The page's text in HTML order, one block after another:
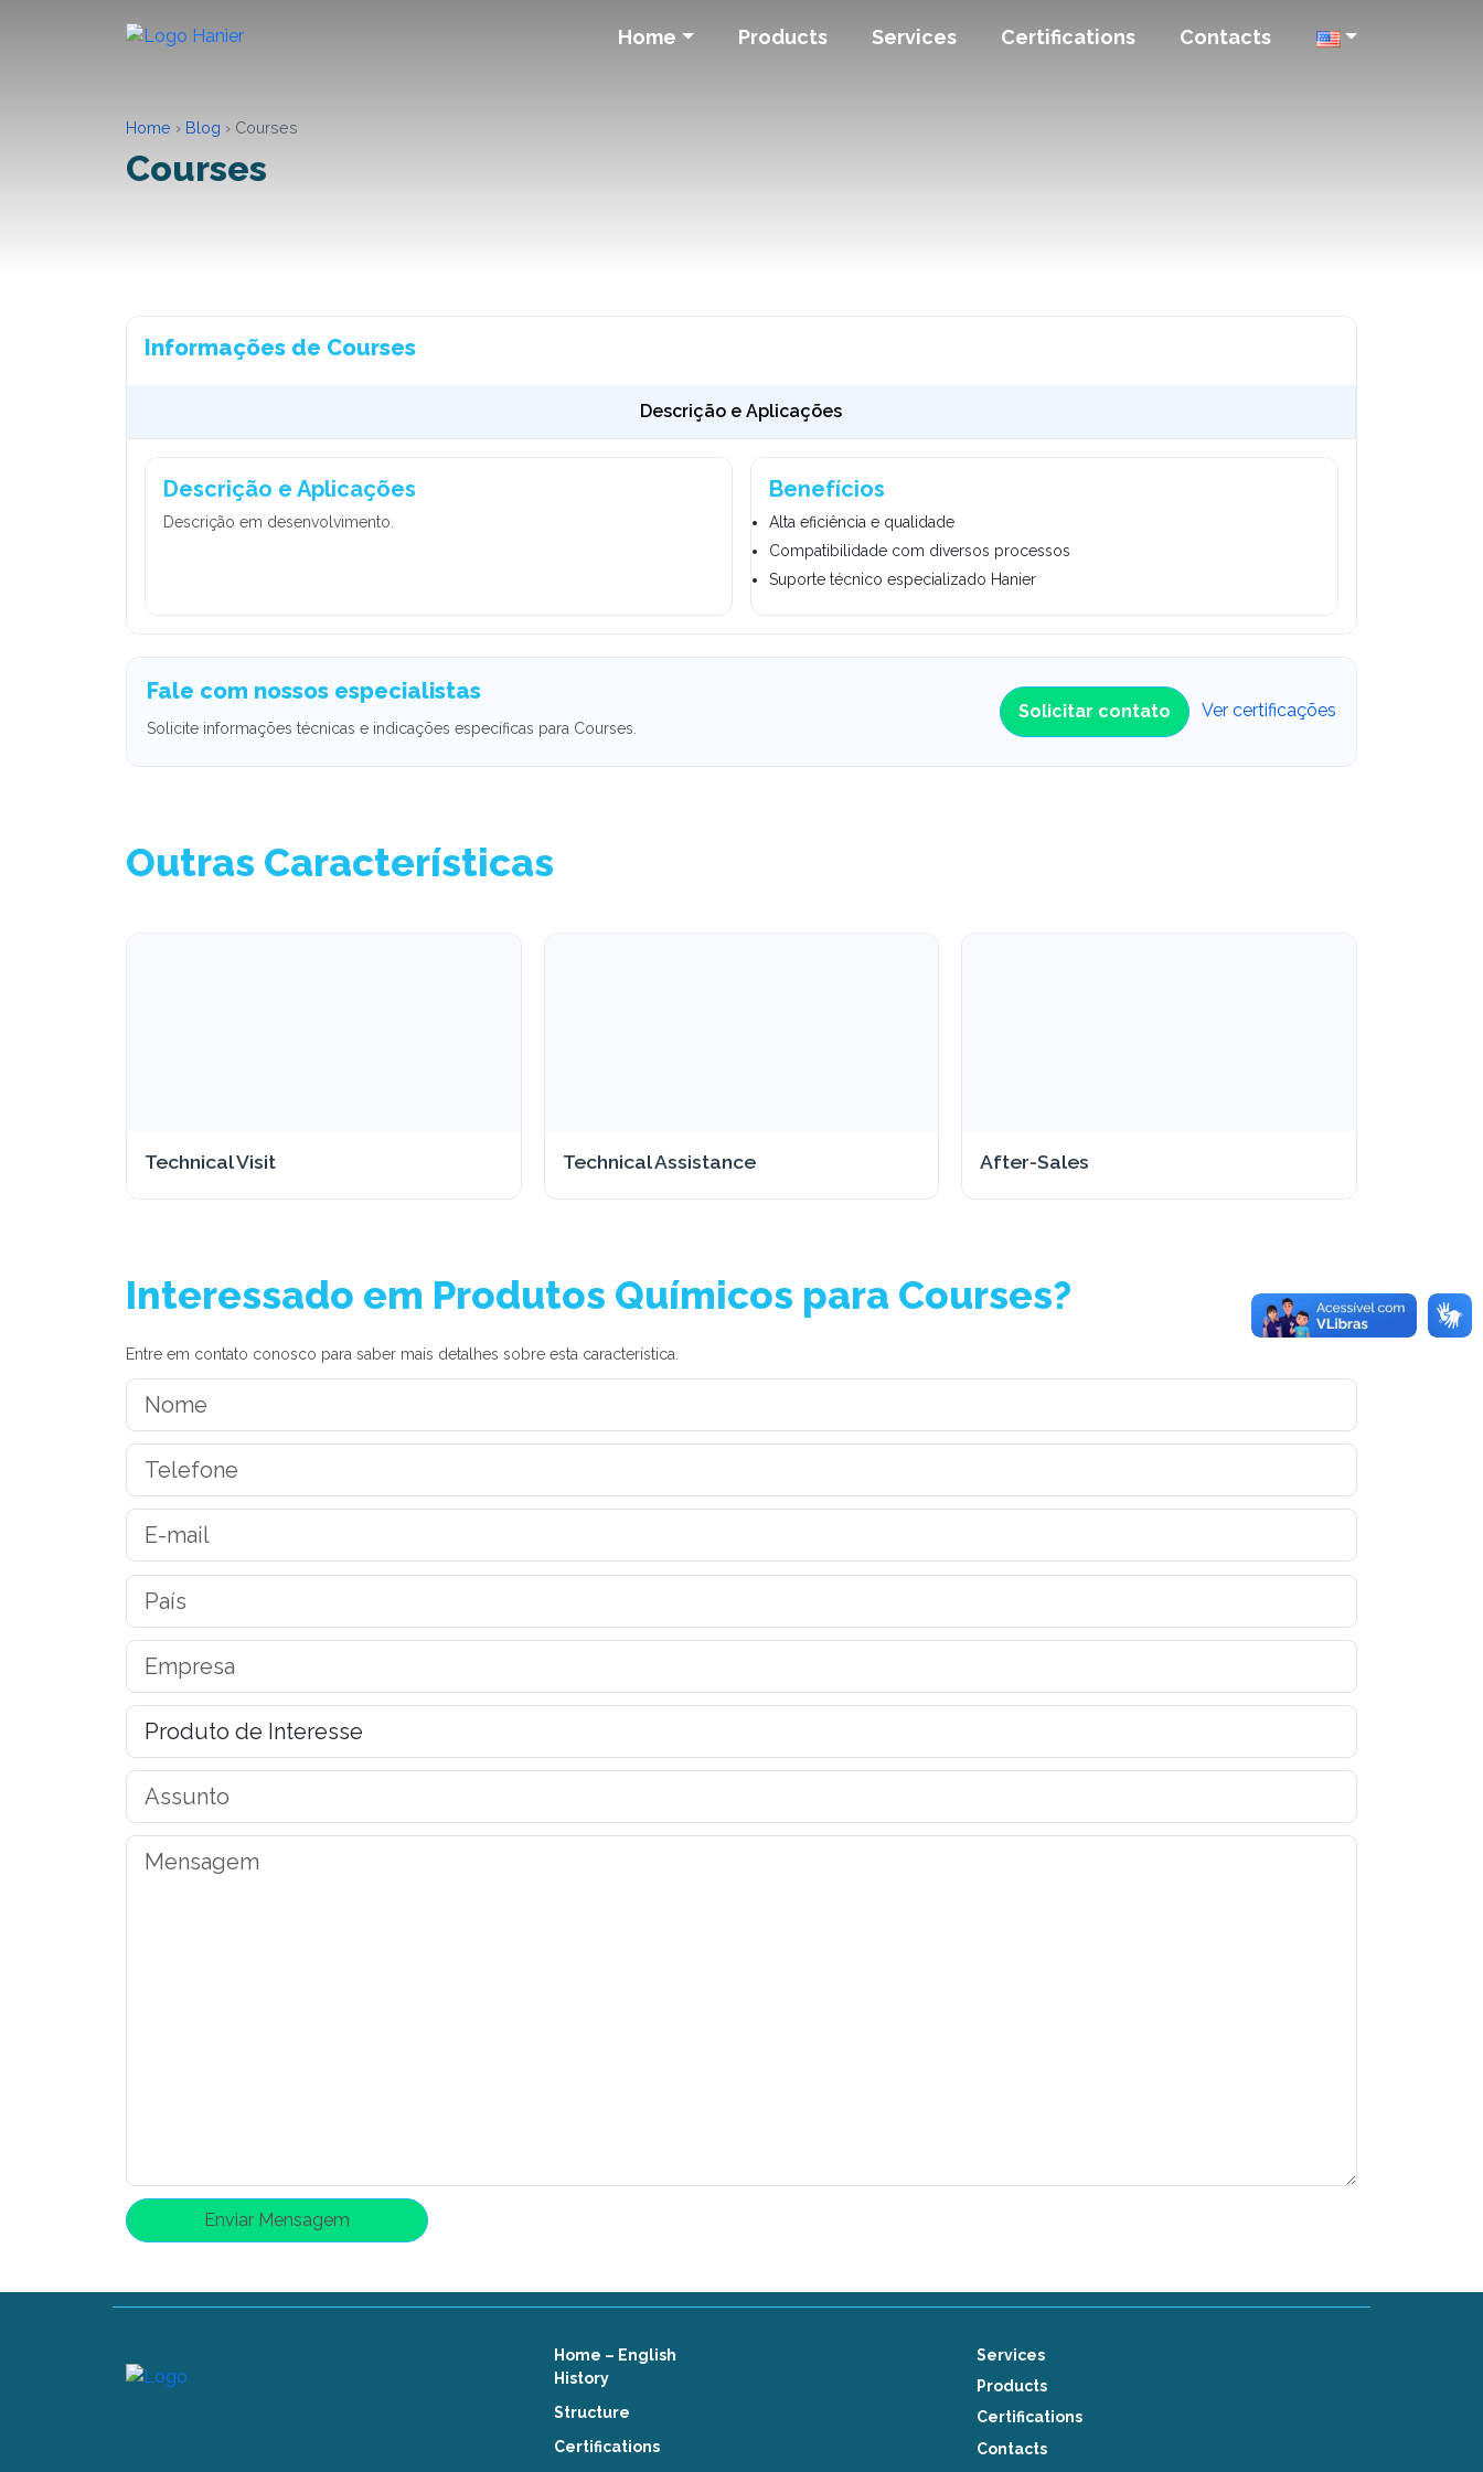
Home Products Services Certifications Contacts
Home › Blog › Courses
Courses
Informações de Courses
Descrição e Aplicações
Descrição e Aplicações
Descrição em desenvolvimento.
Benefícios
Alta eficiência e qualidade
Compatibilidade com diversos processos
Suporte técnico especializado Hanier
Fale com nossos especialistas
Solicite informações técnicas e indicações específicas para Courses.
Solicitar contato Ver certificações
Outras Características
Technical Visit Technical Assistance After-Sales
Interessado em Produtos Químicos para Courses?
Entre em contato conosco para saber mais detalhes sobre esta característica.
Home – English
History
Structure
Certifications
Services
Products
Certifications
Contacts